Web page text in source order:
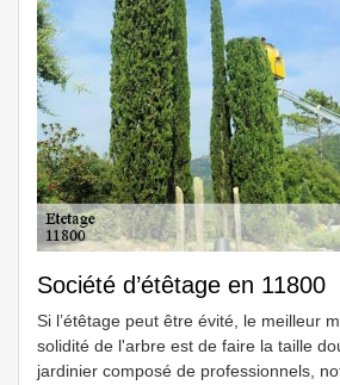
Société d’étêtage en 11800
Si l’étêtage peut être évité, le meilleur
solidité de l'arbre est de faire la taille
jardinier composé de professionnels,